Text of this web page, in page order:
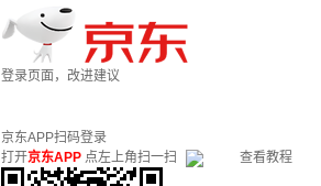
登录页面，改进建议
京东APP扫码登录
打开京东APP 点左上角扫一扫 查看教程